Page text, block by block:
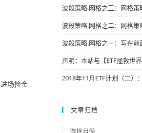
场捡金
波段策略.网格之三：网格策
波段策略.网格之二：网格策
波段策略.网格之一：写在
声明：本站与【ETF拯救世
2018年11月ETF计划（二）
文章归档
选择月份